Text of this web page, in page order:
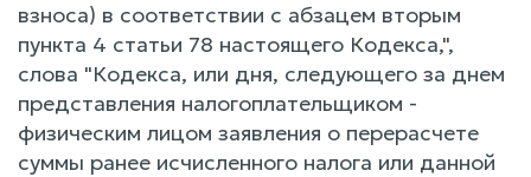
взноса) в соответствии с абзацем вторым
пункта 4 статьи 78 настоящего Кодекса,",
слова "Кодекса, или дня, следующего за днем
представления налогоплательщиком -
физическим лицом заявления о перерасчете
суммы ранее исчисленного налога или данной